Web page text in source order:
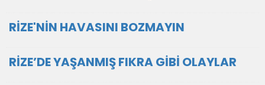
RİZE'NİN HAVASINI BOZMAYIN
RİZE’DE YAŞANMIŞ FIKRA GİBİ OLAYLAR